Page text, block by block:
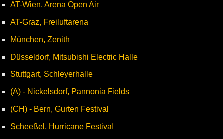
AT-Wien, Arena Open Air
AT-Graz, Freiluftarena
München, Zenith
Düsseldorf, Mitsubishi Electric Halle
Stuttgart, Schleyerhalle
(A) - Nickelsdorf, Pannonia Fields
(CH) - Bern, Gurten Festival
Scheeßel, Hurricane Festival